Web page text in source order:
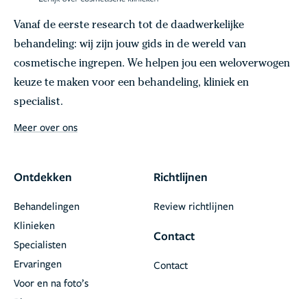
Vanaf de eerste research tot de daadwerkelijke
behandeling: wij zijn jouw gids in de wereld van
cosmetische ingrepen. We helpen jou een weloverwogen
keuze te maken voor een behandeling, kliniek en
specialist.
Meer over ons
Ontdekken
Behandelingen
Klinieken
Specialisten
Ervaringen
Voor en na foto’s
Richtlijnen
Review richtlijnen
Contact
Contact